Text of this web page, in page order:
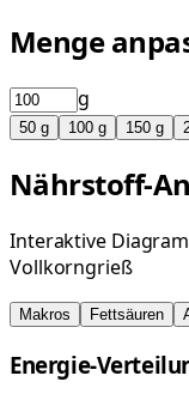
Menge
g
50 g 100 g 150 g
Nährstoff-
Interaktive
Vollkorngrieß
Makros Fettsäuren
Energie-